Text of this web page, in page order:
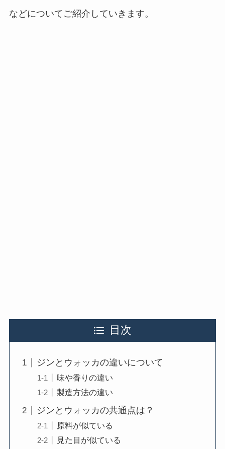
などについてご紹介していきます。
目次
ジンとウォッカの違いについて
味や香りの違い
製造方法の違い
ジンとウォッカの共通点は？
原料が似ている
見た目が似ている